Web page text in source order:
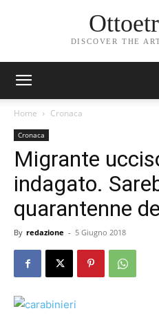
DISCOVER THE
Home Cronaca
Cronaca
Migrante
indagato.
quarantenne
By redazione - 5 Giugno 2018